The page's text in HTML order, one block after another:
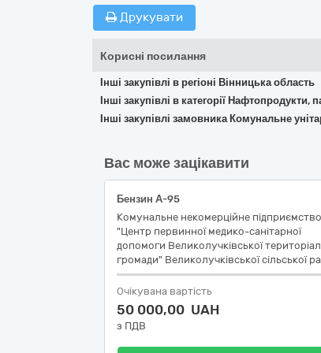
Друкувати
Корисні посилання
Інші закупівлі в регіоні Вінницька область
Інші закупівлі в категорії Нафтопродукти,
Інші закупівлі замовника Комунальне
Вас може зацікавити
Бензин А-95
Комунальне некомерційне підприємство
"Центр первинної медико-санітарної
допомоги Великолучківської
громади" Великолучківської сільської
Очікувана вартість
50 000,00 UAH
з ПДВ